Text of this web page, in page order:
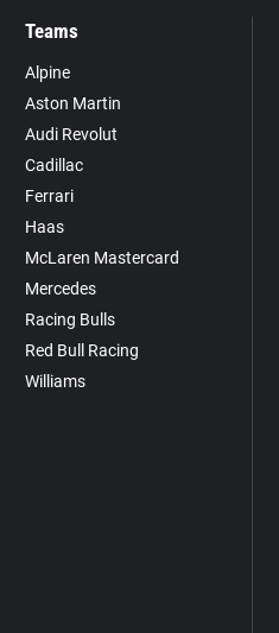
Teams
Alpine
Aston Martin
Audi Revolut
Cadillac
Ferrari
Haas
McLaren Mastercard
Mercedes
Racing Bulls
Red Bull Racing
Williams